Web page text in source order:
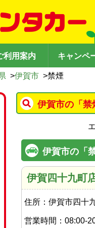
利用案内 キャンペ
>伊賀市 >禁煙
伊賀市の「禁
伊賀市の「
伊賀四十九町
住所： 伊賀市四十
営業時間： 08:00-